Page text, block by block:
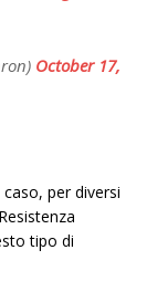
October 17,
per diversi
tipo di